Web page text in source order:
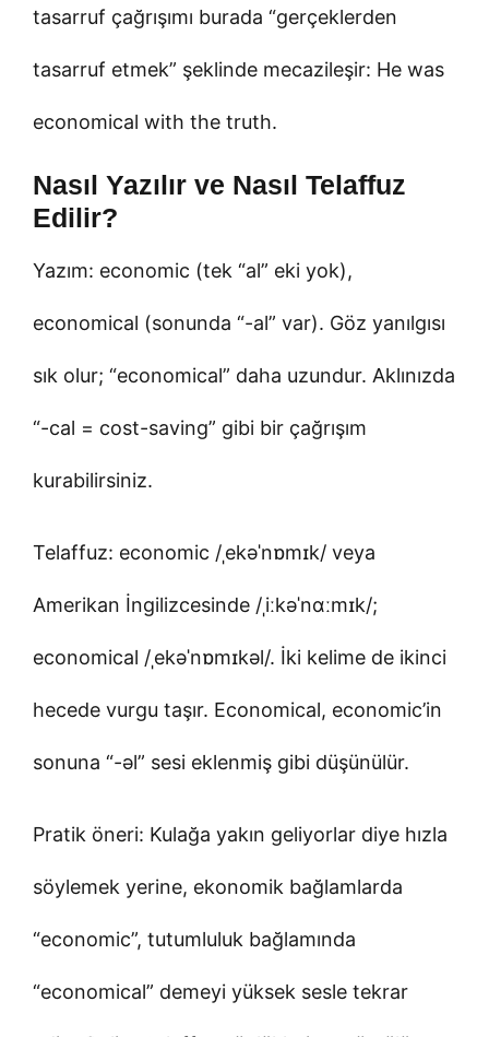
tasarruf çağrışımı burada “gerçeklerden
tasarruf etmek” şeklinde mecazileşir: He was
economical with the truth.
Nasıl Yazılır ve Nasıl Telaffuz
Edilir?
Yazım: economic (tek “al” eki yok),
economical (sonunda “-al” var). Göz yanılgısı
sık olur; “economical” daha uzundur. Aklınızda
“-cal = cost-saving” gibi bir çağrışım
kurabilirsiniz.
Telaffuz: economic /ˌekəˈnɒmɪk/ veya
Amerikan İngilizcesinde /ˌiːkəˈnɑːmɪk/;
economical /ˌekəˈnɒmɪkəl/. İki kelime de ikinci
hecede vurgu taşır. Economical, economic’in
sonuna “-əl” sesi eklenmiş gibi düşünülür.
Pratik öneri: Kulağa yakın geliyorlar diye hızla
söylemek yerine, ekonomik bağlamlarda
“economic”, tutumluluk bağlamında
“economical” demeyi yüksek sesle tekrar